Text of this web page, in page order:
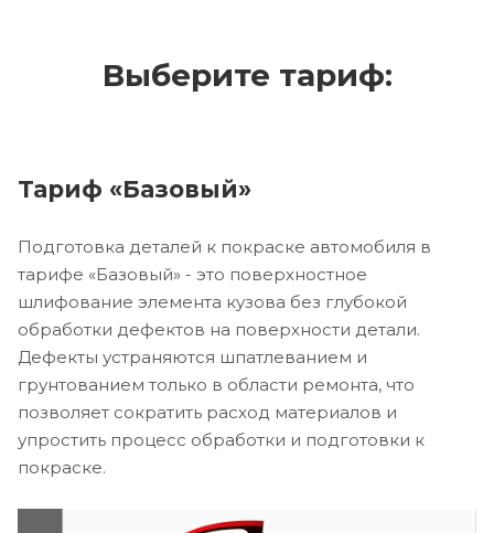
Выберите тариф:
Тариф «Базовый»
Подготовка деталей к покраске автомобиля в
тарифе «Базовый» - это поверхностное
шлифование элемента кузова без глубокой
обработки дефектов на поверхности детали.
Дефекты устраняются шпатлеванием и
грунтованием только в области ремонта, что
позволяет сократить расход материалов и
упростить процесс обработки и подготовки к
покраске.